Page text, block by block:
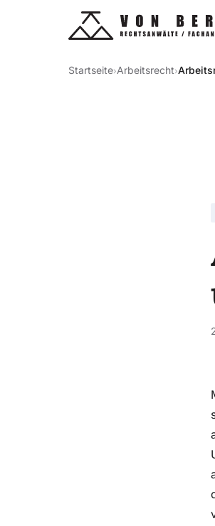
Startseite›Arbeitsrecht›